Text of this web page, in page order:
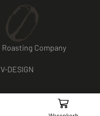
Company
DESIGN